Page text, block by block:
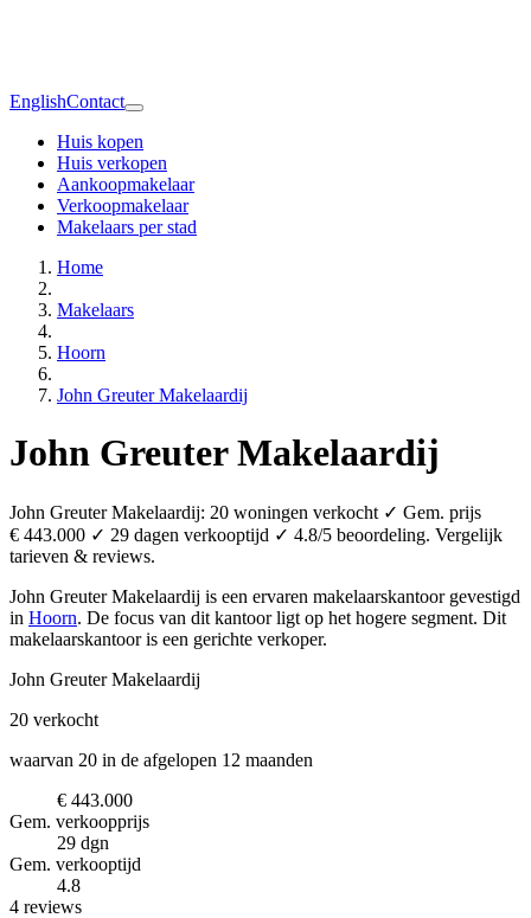
EnglishContact
Huis kopen
Huis verkopen
Aankoopmakelaar
Verkoopmakelaar
Makelaars per stad
Home
Makelaars
Hoorn
John Greuter Makelaardij
John Greuter Makelaardij
John Greuter Makelaardij: 20 woningen verkocht ✓ Gem. prijs
€ 443.000 ✓ 29 dagen verkooptijd ✓ 4.8/5 beoordeling. Vergelijk
tarieven & reviews.
John Greuter Makelaardij is een ervaren makelaarskantoor gevestigd
in Hoorn. De focus van dit kantoor ligt op het hogere segment. Dit
makelaarskantoor is een gerichte verkoper.
John Greuter Makelaardij
20 verkocht
waarvan 20 in de afgelopen 12 maanden
€ 443.000
Gem. verkoopprijs
29 dgn
Gem. verkooptijd
4.8
4 reviews